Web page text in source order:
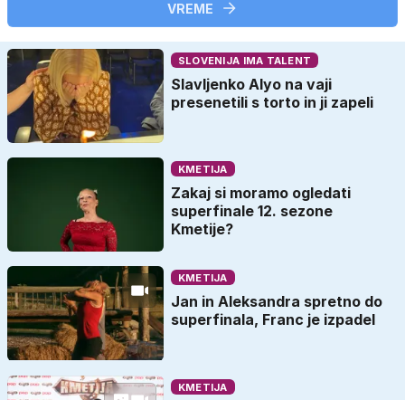
VREME
SLOVENIJA IMA TALENT
Slavljenko Alyo na vaji
presenetili s torto in ji zapeli
KMETIJA
Zakaj si moramo ogledati
superfinale 12. sezone
Kmetije?
KMETIJA
Jan in Aleksandra spretno do
superfinala, Franc je izpadel
KMETIJA